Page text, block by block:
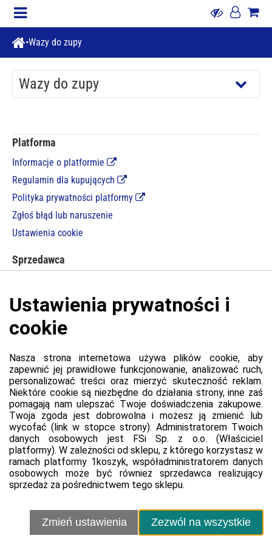
Wazy do zupy
Wazy do zupy
Platforma
Informacje o platformie
Regulamin dla kupujących
Polityka prywatności platformy
Zgłoś błąd lub naruszenie
Ustawienia cookie
Sprzedawca
Polityka prywatności sprzedawcy
Kontakt